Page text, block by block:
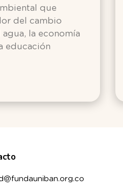
que
del cambio
la economía
educación